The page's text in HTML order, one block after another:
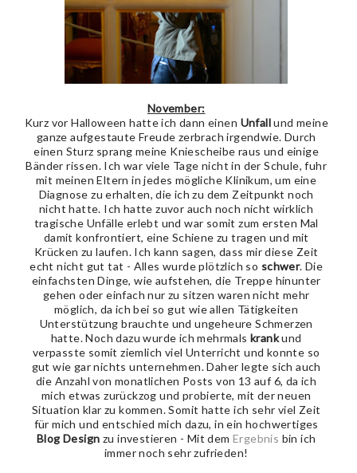
November:
Kurz vor Halloween hatte ich dann einen Unfallund meine
ganze aufgestaute Freude zerbrach irgendwie. Durch
einen Sturz sprang meine Kniescheibe raus und einige
Bänder rissen. Ich war viele Tage nicht in der Schule, fuhr
mit meinen Eltern in jedes mögliche Klinikum, um eine
Diagnose zu erhalten, die ich zu dem Zeitpunkt noch
nicht hatte. Ich hatte zuvor auch noch nicht wirklich
tragische Unfälle erlebt und war somit zum ersten Mal
damit konfrontiert, eine Schiene zu tragen und mit
Krücken zu laufen. Ich kann sagen, dass mir diese Zeit
echt nicht gut tat - Alles wurde plötzlich so schwer. Die
einfachsten Dinge, wie aufstehen, die Treppe hinunter
gehen oder einfach nur zu sitzen waren nicht mehr
möglich, da ich bei so gut wie allen Tätigkeiten
Unterstützung brauchte und ungeheure Schmerzen
hatte. Noch dazu wurde ich mehrmalskrankund
verpasste somit ziemlich viel Unterricht und konnte so
gut wie gar nichts unternehmen. Daher legte sich auch
die Anzahl von monatlichen Posts von 13 auf 6, da ich
mich etwas zurückzog und probierte, mit der neuen
Situation klar zu kommen. Somit hatte ich sehr viel Zeit
für mich und entschied mich dazu, in ein hochwertiges
Blog Design zu investieren - Mit dem Ergebnis bin ich
immer noch sehr zufrieden!